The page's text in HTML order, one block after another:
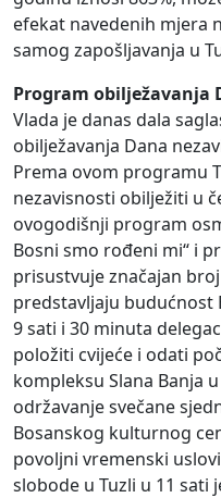
efekat navedenih mjera
samog zapošljavanja u
Program obilježavanja
Vlada je danas dala
obilježavanja Dana
Prema ovom programu
nezavisnosti obilježiti u
ovogodišnji program
Bosni smo rođeni mi“ i
prisustvuje značajan
predstavljaju budućnost
9 sati i 30 minuta
položiti cvijeće i odati
kompleksu Slana Banja
održavanje svečane
Bosanskog kulturnog
povoljni vremenski
slobode u Tuzli u 11